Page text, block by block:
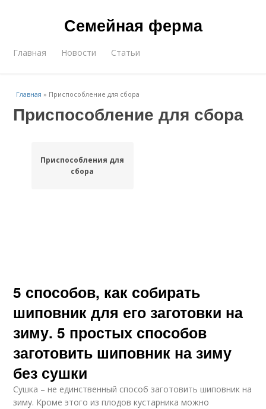
Семейная ферма
Главная Новости Статьи
Главная » Приспособление для сбора
Приспособление для сбора
Приспособления для
сбора
5 способов, как собирать
шиповник для его заготовки на
зиму. 5 простых способов
заготовить шиповник на зиму
без сушки
Сушка – не единственный способ заготовить шиповник на
зиму. Кроме этого из плодов кустарника можно